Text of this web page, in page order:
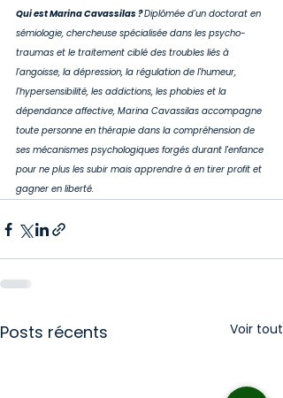
Qui est Marina Cavassilas ? Diplômée d'un doctorat en
sémiologie, chercheuse spécialisée dans les psycho-
traumas et le traitement ciblé des troubles liés à
l'angoisse, la dépression, la régulation de l'humeur,
l'hypersensibilité, les addictions, les phobies et la
dépendance affective, Marina Cavassilas accompagne
toute personne en thérapie dans la compréhension de
ses mécanismes psychologiques forgés durant l'enfance
pour ne plus les subir mais apprendre à en tirer profit et
gagner en liberté.
Posts récents Voir tout